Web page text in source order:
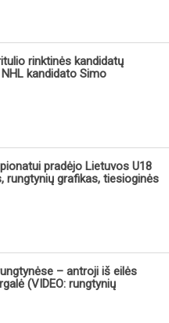
rinktinės kandidatų
kandidato Simo
pradėjo Lietuvos U18
rungtynių grafikas, tiesioginės
– antroji iš eilės
(VIDEO: rungtynių